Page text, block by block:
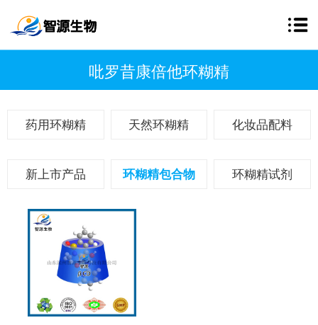
吡罗昔康倍他环糊精
药用环糊精 天然环糊精 化妆品配料
新上市产品 环糊精包合物 环糊精试剂